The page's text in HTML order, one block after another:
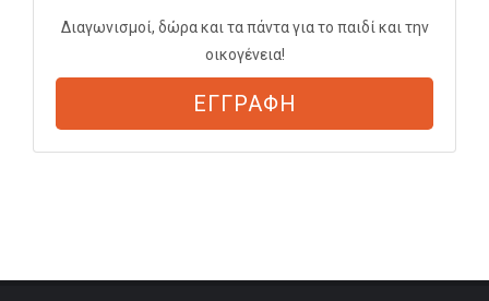
Διαγωνισμοί, δώρα και τα πάντα για το παιδί και την
οικογένεια!
ΕΓΓΡΑΦΗ